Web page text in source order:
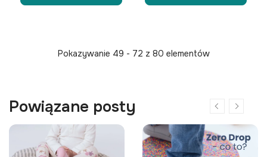
Pokazywanie 49 - 72 z 80 elementów
Powiązane posty